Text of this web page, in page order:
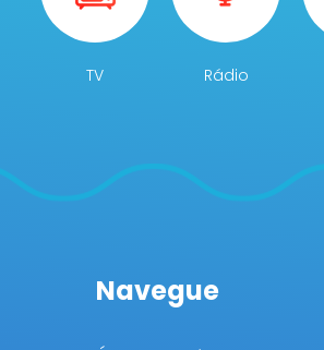
TV Rádio
Navegue